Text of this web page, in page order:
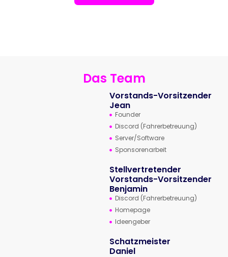
Das Team
Vorstands-Vorsitzender
Jean
Founder
Discord (Fahrerbetreuung)
Server/Software
Sponsorenarbeit
Stellvertretender
Vorstands-Vorsitzender
Benjamin
Discord (Fahrerbetreuung)
Homepage
Ideengeber
Schatzmeister
Daniel